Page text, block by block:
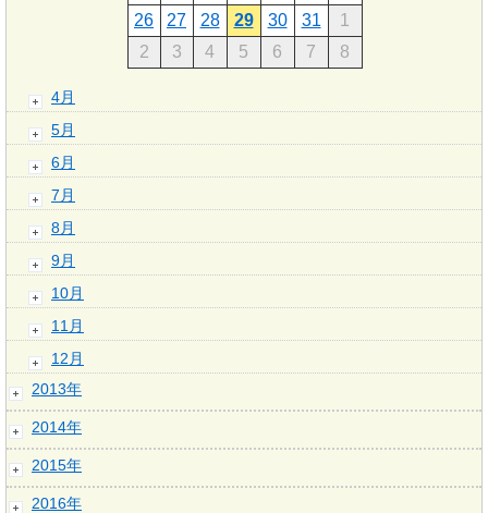
26 27 28 29 30 31
1
2
3 4 5 6 7 8
4月
5月
6月
7月
8月
9月
10月
11月
12月
2013年
2014年
2015年
2016年